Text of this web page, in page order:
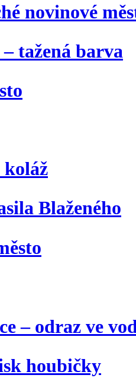
novinové
tažená barva
koláž
Blaženého
– odraz ve
houbičky